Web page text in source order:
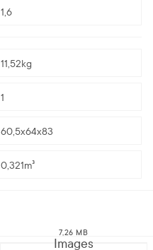
1,6
11,52kg
1
60,5x64x83
0,321m³
Images
7,26 MB